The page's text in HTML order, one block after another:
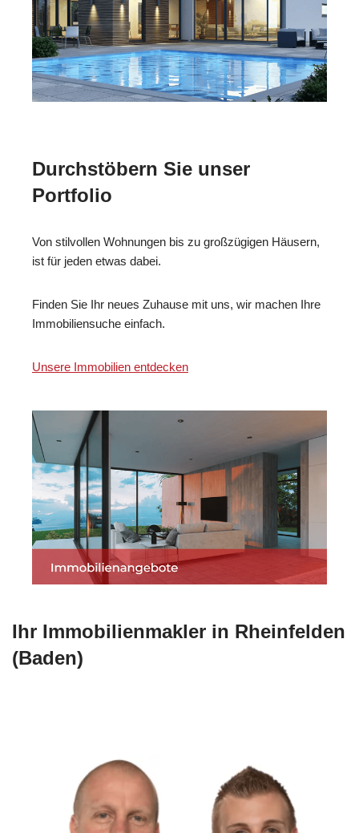
Durchstöbern Sie unser
Portfolio
Von stilvollen Wohnungen bis zu großzügigen Häusern,
ist für jeden etwas dabei.
Finden Sie Ihr neues Zuhause mit uns, wir machen Ihre
Immobiliensuche einfach.
Unsere Immobilien entdecken
Ihr Immobilienmakler in Rheinfelden
(Baden)